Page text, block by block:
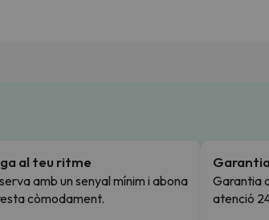
al teu ritme
amb un senyal mínim i abona
còmodament.
Garantia
atenció